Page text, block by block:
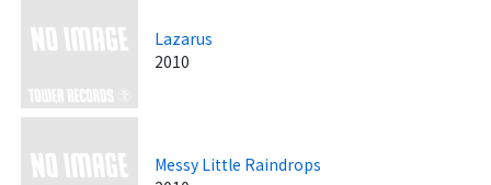
Lazarus
2010
Messy Little Raindrops